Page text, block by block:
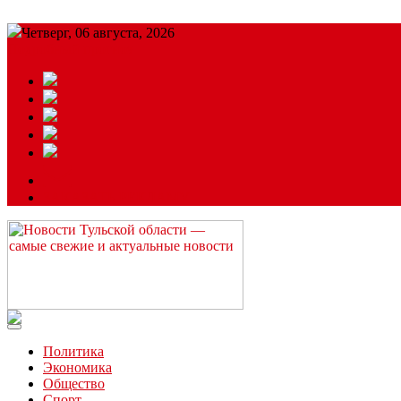
Четверг, 06 августа, 2026
Читайте последние новости дня в Тульской области на сайте
Политика
Экономика
Общество